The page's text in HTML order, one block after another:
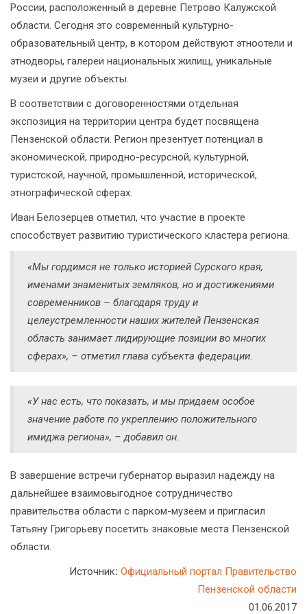
России, расположенный в деревне Петрово Калужской
области. Сегодня это современный культурно-
образовательный центр, в котором действуют этноотели и
этнодворы, галереи национальных жилищ, уникальные
музеи и другие объекты.
В соответствии с договоренностями отдельная
экспозиция на территории центра будет посвящена
Пензенской области. Регион презентует потенциал в
экономической, природно-ресурсной, культурной,
туристской, научной, промышленной, исторической,
этнографической сферах.
Иван Белозерцев отметил, что участие в проекте
способствует развитию туристического кластера региона.
«Мы гордимся не только историей Сурского края,
именами знаменитых земляков, но и достижениями
современников – благодаря труду и
целеустремленности наших жителей Пензенская
область занимает лидирующие позиции во многих
сферах», – отметил глава субъекта федерации.
«У нас есть, что показать, и мы придаем особое
значение работе по укреплению положительного
имиджа региона», – добавил он.
В завершение встречи губернатор выразил надежду на
дальнейшее взаимовыгодное сотрудничество
правительства области с парком-музеем и пригласил
Татьяну Григорьеву посетить знаковые места Пензенской
области.
Источник: Официальный портал Правительство
Пензенской области
01.06.2017